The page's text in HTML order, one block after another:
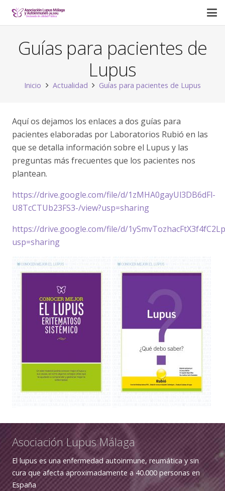
Guías para pacientes de
Lupus
Inicio Actualidad Guías para pacientes de Lupus
Aquí os dejamos los enlaces a dos guías para
pacientes elaboradas por Laboratorios Rubió en las
que se detalla información sobre el Lupus y las
preguntas más frecuentes que los pacientes nos
plantean.
https://drive.google.com/file/d/1zMHA0gayUl3DB6dFl-
U8TcCTUb23FS3-/view?usp=sharing
https://drive.google.com/file/d/
usp=sharing
Asociación Lupus Málaga
El lupus es una enfermedad autoinmune, reumática y sin
cura que afecta aproximadamente a 40.000 personas en
España